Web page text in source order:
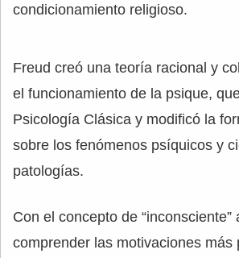
condicionamiento religioso.
Freud creó una teoría racional y
el funcionamiento de la psique,
Psicología Clásica y modificó la
sobre los fenómenos psíquicos y
patologías.
Con el concepto de “inconsciente”
comprender las motivaciones más